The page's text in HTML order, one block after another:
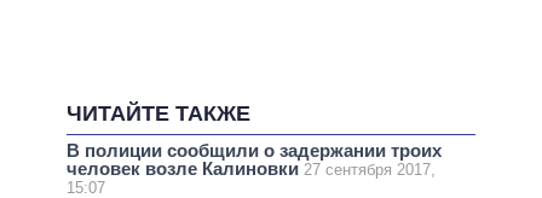
ЧИТАЙТЕ ТАКЖЕ
В полиции сообщили о задержании троих
человек возле Калиновки 27 сентября 2017,
15:07